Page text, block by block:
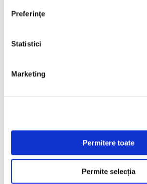
Preferinţe
Statistici
Marketing
Permitere toate
Permite selecția
Condiții de mentenanță și întreținere
Instalații prezente în clădire
Atenție! Un scenariu la foc trebuie să
secundare care oferă informații utile pentru
Cum se face evacuarea în funcție de
posibile incendii?